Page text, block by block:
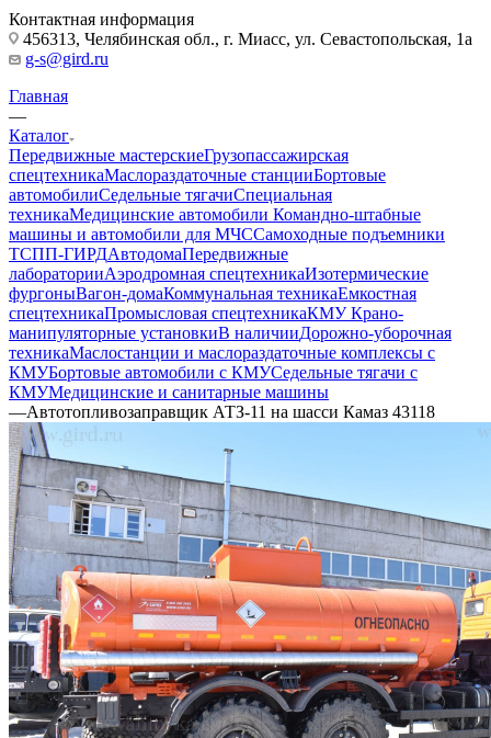
Контактная информация
456313, Челябинская обл., г. Миасс, ул. Севастопольская, 1а
g-s@gird.ru
Главная
—
Каталог
Передвижные мастерскиеГрузопассажирская
спецтехникаМаслораздаточные станцииБортовые
автомобилиСедельные тягачиСпециальная
техникаМедицинские автомобили Командно-штабные
машины и автомобили для МЧССамоходные подъемники
ТСПП-ГИРДАвтодомаПередвижные
лабораторииАэродромная спецтехникаИзотермические
фургоныВагон-домаКоммунальная техникаЕмкостная
спецтехникаПромысловая спецтехникаКМУ Крано-
манипуляторные установкиВ наличииДорожно-уборочная
техникаМаслостанции и маслораздаточные комплексы с
КМУБортовые автомобили с КМУСедельные тягачи с
КМУМедицинские и санитарные машины
—Автотопливозаправщик АТЗ-11 на шасси Камаз 43118